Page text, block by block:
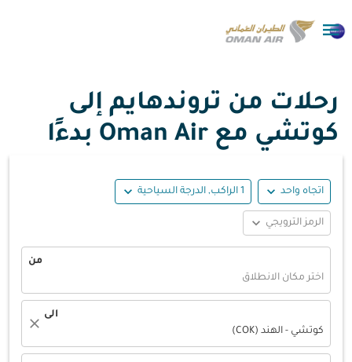

رحلات من تروندهايم إلى
كوتشي مع Oman Air بدءًا
اتجاه واحد expand_more 1 الراكب, الدرجة السياحية expand_more
الرمز الترويجي expand_more
من
اختر مكان الانطلاق
الى
كوتشي - الهند (COK)
close